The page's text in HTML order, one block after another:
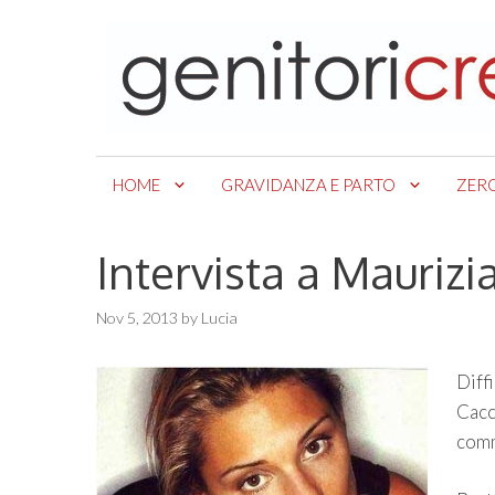
HOME GRAVIDANZA E PARTO
Intervista a
Nov 5, 2013 by Lucia